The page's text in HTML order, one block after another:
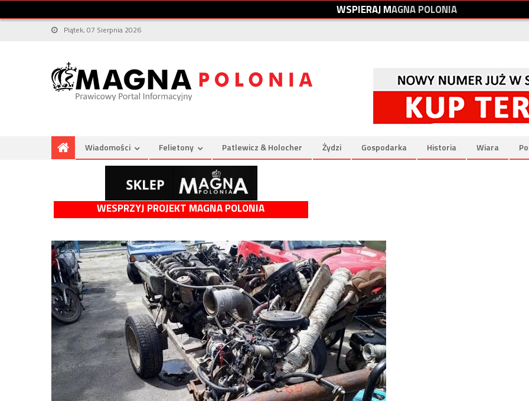
WSPIERAJMAGNAPOLONIA
Piątek, 07 Sierpnia 2026
Wiadomości Felietony Patlewicz & Holocher Żydzi Gospodarka Historia Wiara
WESPRZYJ PROJEKT MAGNA POLONIA